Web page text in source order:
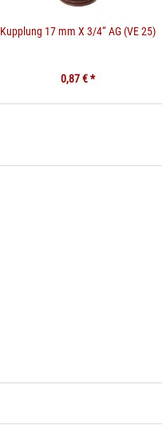
Kupplung 17 mm X 3/4“ AG (VE 25)
0,87 € *